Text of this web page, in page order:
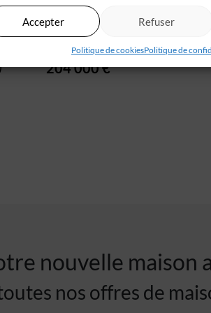
Accepter Refuser
Politique de cookiesPolitique de
Sur la commune de Bagnac, dans
calme, proche des commodités,
propose[...]
204 000 €
nouvelle maison
nos offres de